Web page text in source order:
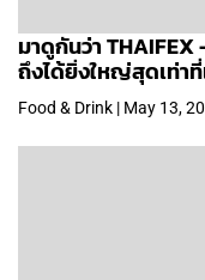
มาดูกันว่า
ถึงได้ยิ่งใหญ่สุดเท่า
Food & Drink | May 13,